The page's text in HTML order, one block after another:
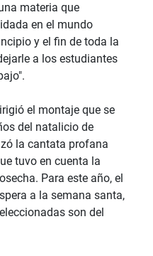
materia que
en el mundo
y el fin de toda la
a los estudiantes
el montaje que se
del natalicio de
la cantata profana
tuvo en cuenta la
Para este año, el
a la semana santa,
son del